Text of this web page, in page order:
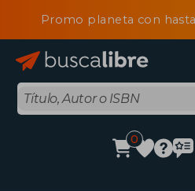
Promo planeta con
0